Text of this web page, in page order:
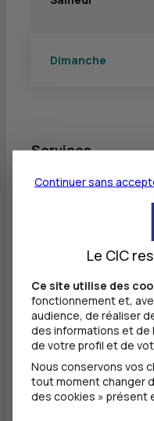
Dimanche
Services
Retrait de billets
Dépôt valorisé
Retrait de
Dépôt valorisé
Equipement
Autres agences
Continuer sans
Le CIC
Ce site utilise des
fonctionnement et,
audience, de réaliser
des informations et de
de votre profil et de
Nous conservons vos
tout moment changer
des cookies » présent